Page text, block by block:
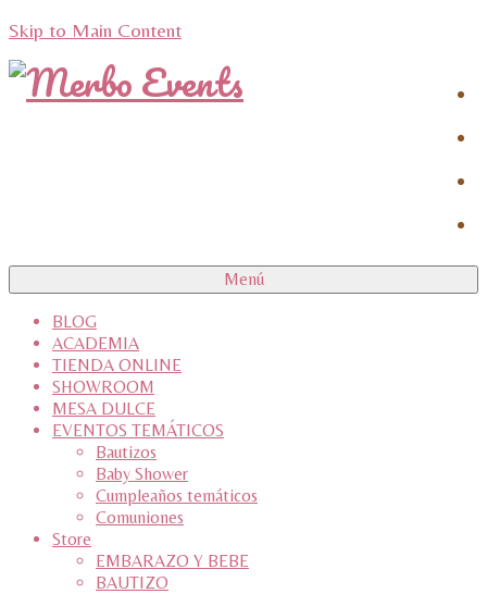
Skip to Main Content
Menú
BLOG
ACADEMIA
TIENDA ONLINE
SHOWROOM
MESA DULCE
EVENTOS TEMÁTICOS
Bautizos
Baby Shower
Cumpleaños temáticos
Comuniones
Store
EMBARAZO Y BEBE
BAUTIZO